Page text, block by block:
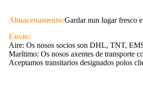
Almacenamento:Gardar nun lugar fresco
Envío:
Aire: Os nosos socios son DHL, TNT,
Marítimo: Os nosos axentes de
Aceptamos transitarios designados polos